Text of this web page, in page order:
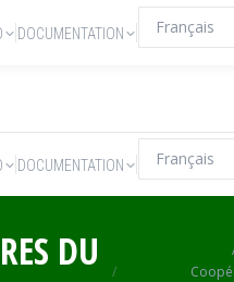
DOCUMENTATION
DU
DOCUMENTATION